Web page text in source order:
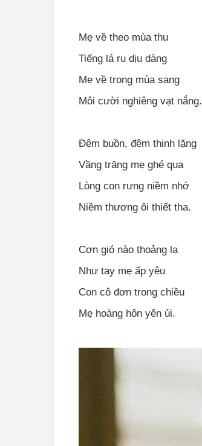
Mẹ về theo mùa thu
Tiếng lá ru dịu dàng
Mẹ về trong mùa sang
Môi cười nghiêng vạt nắng.
Đêm buồn, đêm thinh lặng
Vầng trăng mẹ ghé qua
Lòng con rưng niềm nhớ
Niềm thương ôi thiết tha.
Cơn gió nào thoảng lạ
Như tay mẹ ấp yêu
Con cô đơn trong chiều
Mẹ hoàng hôn yên ủi.